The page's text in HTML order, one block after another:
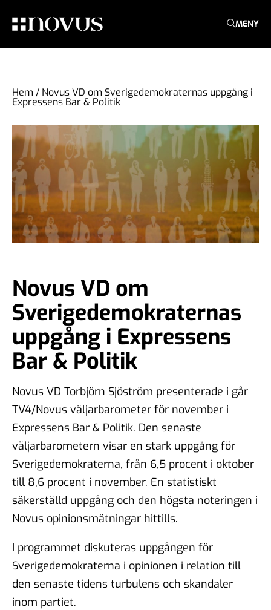
MENY
Hem / Novus VD om Sverigedemokraternas uppgång i
Expressens Bar & Politik
Novus VD om
Sverigedemokraternas
uppgång i Expressens
Bar & Politik
Novus VD Torbjörn Sjöström presenterade i går
TV4/Novus väljarbarometer för november i
Expressens Bar & Politik. Den senaste
väljarbarometern visar en stark uppgång för
Sverigedemokraterna, från 6,5 procent i oktober
till 8,6 procent i november. En statistiskt
säkerställd uppgång och den högsta noteringen i
Novus opinionsmätningar hittills.
I programmet diskuteras uppgången för
Sverigedemokraterna i opinionen i relation till
den senaste tidens turbulens och skandaler
inom partiet.